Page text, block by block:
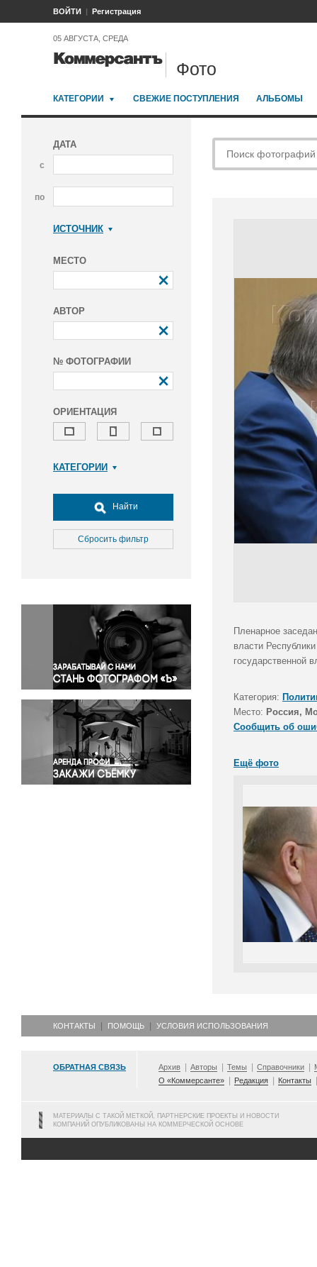
ВОЙТИ Регистрация
05 АВГУСТА, СРЕДА
Фото
КАТЕГОРИИ СВЕЖИЕ ПОСТУПЛЕНИЯ АЛЬБОМЫ
ДАТА
с
по
ИСТОЧНИК
МЕСТО
АВТОР
№ ФОТОГРАФИИ
ОРИЕНТАЦИЯ
КАТЕГОРИИ
Досуг, туризм и отдых
Культура
Медицина
Окружающая среда
Политика
Правосудие
Происшествия и конфликты
Религия
Светская жизнь
Спорт
Экология
Экономика и бизнес
Найти
Сбросить фильтр
Пленарное
власти
государственной
Категория:
Место: Россия,
Сообщить об
Ещё фото
КОНТАКТЫ ПОМОЩЬ УСЛОВИЯ ИСПОЛЬЗОВАНИЯ
ОБРАТНАЯ СВЯЗЬ Архив Авторы Темы Справочники
О «Коммерсанте»
Редакция Контакты
МАТЕРИАЛЫ С ТАКОЙ МЕТКОЙ, ПАРТНЕРСКИЕ ПРОЕКТЫ И НОВОСТИ
КОМПАНИЙ ОПУБЛИКОВАНЫ НА КОММЕРЧЕСКОЙ ОСНОВЕ